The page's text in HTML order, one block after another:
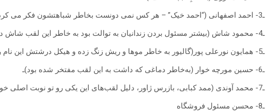
ـ3- احمد اصفهانی (“احمد خیک” – هر کس نمی دونست بخاطر شباهتشون فکر می کرد با “محمود شاش” برادرن)ـ
ـ4- محمود شاش (بیشتر مسئول بردن زندانیان به توالت بود به خاطر این لقب شاش در خور شخصیتش بود)ـ
ـ5- همایون نورعلی پور(گالیور به خاطر موها و ریش زنگ زده و هیکل درشتش این نام را گرفته بود)ـ
ـ6- حسین مورچه خوار (به‌خاطر دماغی که داشت به این لقب مفتخر شده بود)ـ
ـ7- محمد آوندی (ممد کبابی، بازرس ژاور، دلیل لقب‌های این یکی رو تو نوبت اصلی خودش توضیح می دم)ـ
ـ8- محسن مسئول فروشگاه